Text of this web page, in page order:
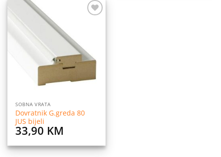
SOBNA VRATA
Dovratnik G.greda 80
JUS bijeli
33,90 KM